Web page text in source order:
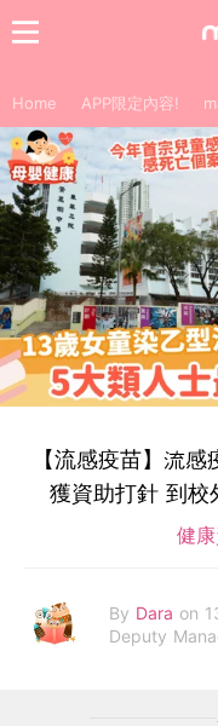
Home APP限定內容!
【流感疫苗】流
獲資助打針 到校
健
By Dara on
Deputy